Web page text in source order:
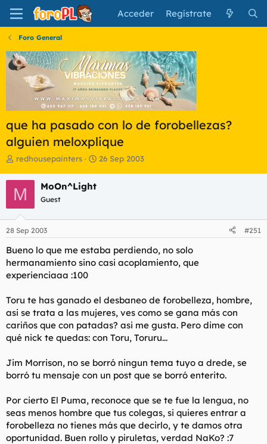
Acceder Regístrate
Foro General
que ha pasado con lo de forobellezas?
alguien meloxplique
I
i
c
i
a
d
o
d
e
l
e
m
a
redhousepainters
F
e
i
c
26 Sep 2003
M MoOn^Light
Guest
28 Sep 2003 #251
Bueno lo que me estaba perdiendo, no solo
hermanamiento sino casi acoplamiento, que
experienciaaa :100
Toru te has ganado el desbaneo de forobelleza, hombre,
asi se trata a las mujeres, ves como se gana más con
cariños que con patadas? asi me gusta. Pero dime con
qué nick te quedas: con Toru, Toruru...
Jim Morrison, no se borró ningun tema tuyo a drede, se
borró tu mensaje con un post que se borró enterito.
Por cierto El Puma, reconoce que se te fue la lengua, no
seas menos hombre que tus colegas, si quieres entrar a
forobelleza no tienes más que decirlo, y te damos otra
oportunidad. Buen rollo y piruletas, verdad NaKo? :7